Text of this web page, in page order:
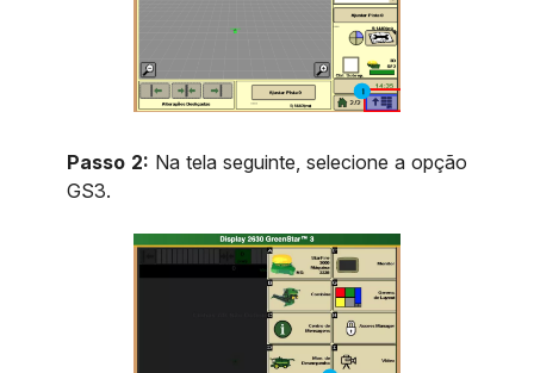
Passo 2: Na tela seguinte, selecione a opção
GS3.